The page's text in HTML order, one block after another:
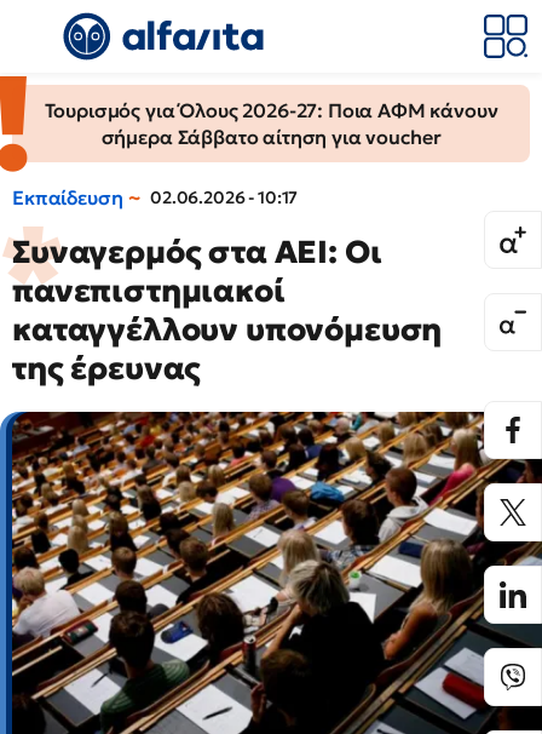
Τουρισμός για Όλους 2026-27: Ποια ΑΦΜ κάνουν
σήμερα Σάββατο αίτηση για voucher
Εκπαίδευση 02.06.2026 - 10:17
Συναγερμός στα ΑΕΙ: Οι
πανεπιστημιακοί
καταγγέλλουν υπονόμευση
της έρευνας